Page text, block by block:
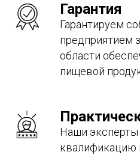
Гарантия
Гарантируем
предприятием
области
пищевой
Наши
квалификацию